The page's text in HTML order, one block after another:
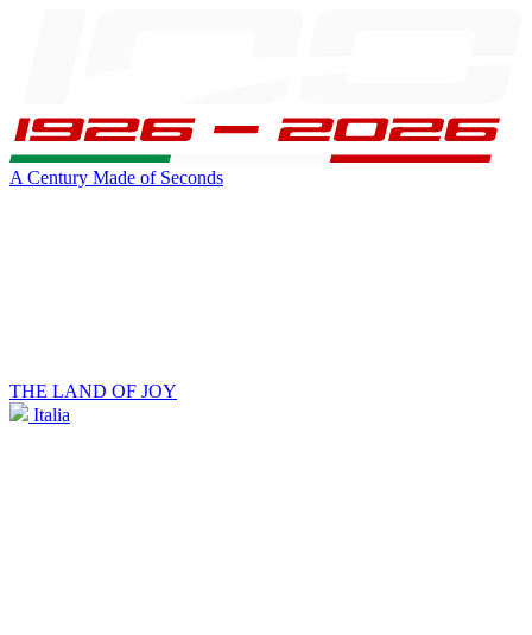
A Century Made of Seconds
THE LAND OF JOY
Italia